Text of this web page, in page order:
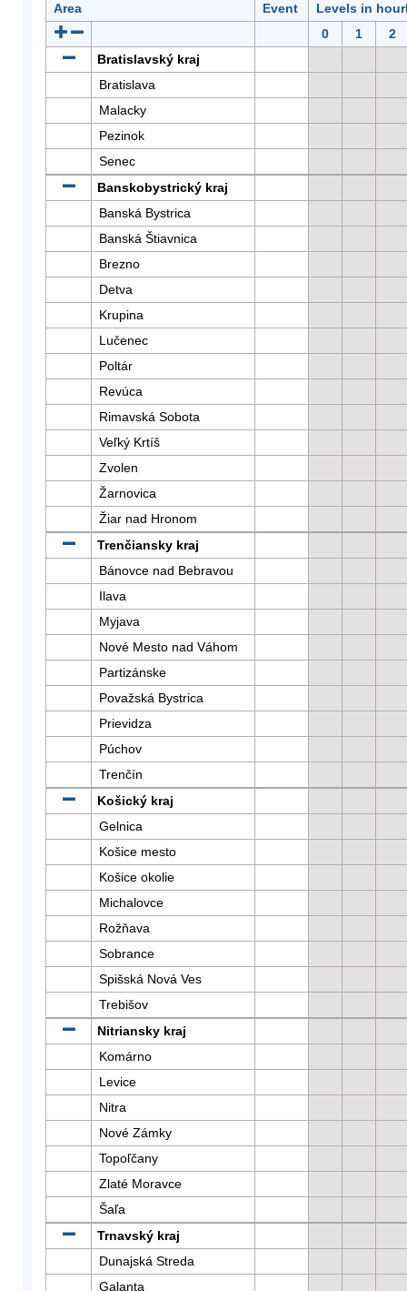
Area Event
Levels in
0
1
2
Bratislavský kraj
Bratislava
Malacky
Pezinok
Senec
Banskobystrický kraj
Banská Bystrica
Banská Štiavnica
Brezno
Detva
Krupina
Lučenec
Poltár
Revúca
Rimavská Sobota
Veľký Krtíš
Zvolen
Žarnovica
Žiar nad Hronom
Trenčiansky kraj
Bánovce nad Bebravou
Ilava
Myjava
Nové Mesto nad Váhom
Partizánske
Považská Bystrica
Prievidza
Púchov
Trenčín
Košický kraj
Gelnica
Košice mesto
Košice okolie
Michalovce
Rožňava
Sobrance
Spišská Nová Ves
Trebišov
Nitriansky kraj
Komárno
Levice
Nitra
Nové Zámky
Topoľčany
Zlaté Moravce
Šaľa
Trnavský kraj
Dunajská Streda
Galanta